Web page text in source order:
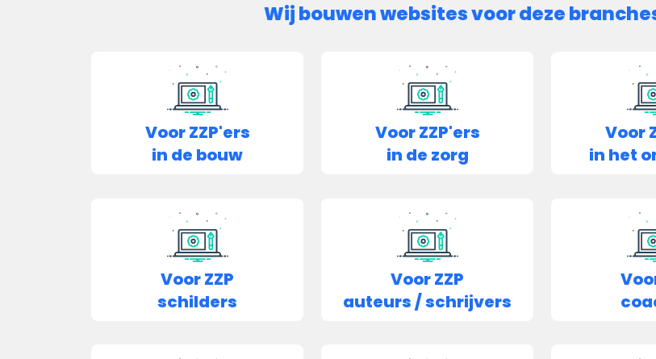
Wij bouwen websites voor deze
Voor ZZP'ers
in de bouw
Voor ZZP'ers
in de zorg
Voor
in het
Voor ZZP
schilders
Voor ZZP
auteurs / schrijvers